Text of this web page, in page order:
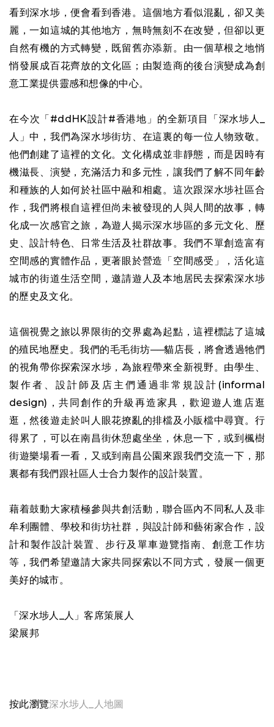
看到深水埗，便會看到香港。這個地方看似混亂，卻又美
麗，一如這城的其他地方，無時無刻不在改變，但卻以更
自然有機的方式轉變，既留舊亦添新。由一個草根之地悄
悄發展成百花齊放的文化區；由製造商的後台演變成為創
意工業提供靈感和想像的中心。
在今次「#ddHK設計#香港地」的全新項目「深水埗人_
人」中，我們為深水埗街坊、在這裏的每一位人物致敬。
他們創建了這裡的文化。文化構成並非靜態，而是因時有
機滋長、演變，充滿活力和多元性，讓我們了解不同年齡
和種族的人如何於社區中融和相處。這次跟深水埗社區合
作，我們將根自這裡但尚未被發現的人與人間的故事，轉
化成一次感官之旅，為遊人揭示深水埗區的多元文化、歷
史、設計特色、日常生活及社群故事。我們不單創造富有
空間感的實體作品，更著眼於營造「空間感受」，活化這
城市的街道生活空間，邀請遊人及本地居民去探索深水埗
的歷史及文化。
這個視覺之旅以界限街的交界處為起點，這裡標誌了這城
的殖民地歷史。我們的毛毛街坊──貓店長，將會透過牠們
的視角帶你探索深水埗，為旅程帶來全新視野。由學生、
製作者、設計師及店主們通過非常規設計(informal
design)，共同創作的升級再造家具，歡迎遊人進店逛
逛，然後遊走於叫人眼花撩亂的排檔及小販檔中尋寶。行
得累了，可以在南昌街休憩處坐坐，休息一下，或到楓樹
街遊樂場看一看，又或到南昌公園來跟我們交流一下，那
裏都有我們跟社區人士合力製作的設計裝置。
藉着鼓動大家積極參與共創活動，聯合區內不同私人及非
牟利團體、學校和街坊社群，與設計師和藝術家合作，設
計和製作設計裝置、步行及單車遊覽指南、創意工作坊
等，我們希望邀請大家共同探索以不同方式，發展一個更
美好的城市。
「深水埗人_人」客席策展人
梁展邦
按此瀏覽深水埗人_人地圖